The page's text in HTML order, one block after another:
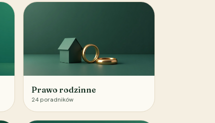
Prawo rodzinne
24 poradników